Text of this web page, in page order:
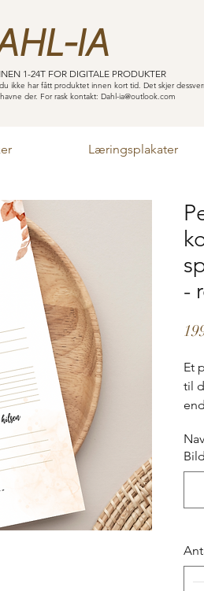
IA
1-24T FOR DIGITALE PRODUKTER
ikke har fått produktet innen kort tid. Det skjer
der. For rask kontakt: Dahl-ia@outlook.com
Læringsplakater
-
Et
til
til